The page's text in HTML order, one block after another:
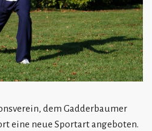
dem Gadderbaumer
eine neue Sportart angeboten.